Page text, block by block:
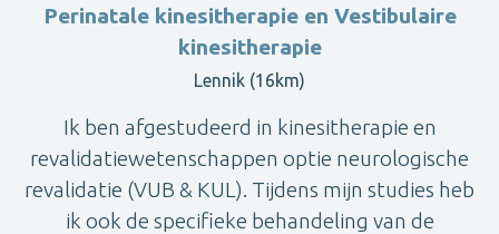
Perinatale kinesitherapie en Vestibulaire
kinesitherapie
Lennik (16km)
Ik ben afgestudeerd in kinesitherapie en
revalidatiewetenschappen optie neurologische
revalidatie (VUB & KUL). Tijdens mijn studies heb
ik ook de specifieke behandeling van de